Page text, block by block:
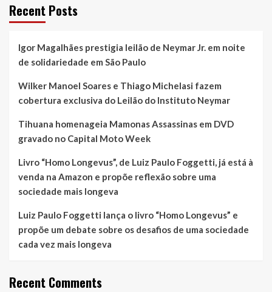
News
Recent Posts
Igor Magalhães prestigia leilão de Neymar Jr. em noite
de solidariedade em São Paulo
Wilker Manoel Soares e Thiago Michelasi fazem
cobertura exclusiva do Leilão do Instituto Neymar
Tihuana homenageia Mamonas Assassinas em DVD
gravado no Capital Moto Week
Livro “Homo Longevus”, de Luiz Paulo Foggetti, já está à
venda na Amazon e propõe reflexão sobre uma
sociedade mais longeva
Luiz Paulo Foggetti lança o livro “Homo Longevus” e
propõe um debate sobre os desafios de uma sociedade
cada vez mais longeva
Recent Comments